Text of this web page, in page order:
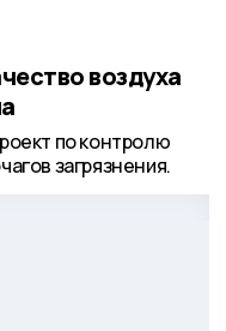
воздуха
по контролю
загрязнения.